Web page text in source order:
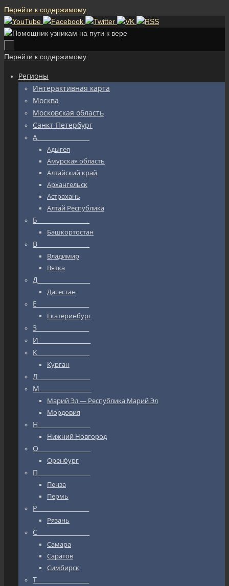
Перейти к содержимому
Перейти к содержимому
Регионы
Интерактивная карта
Москва
Московская область
Санкт-Петербург
А_________________
Адыгея
Амурская область
Алтайский край
Архангельск
Астрахань
Алтай Республика
Б_________________
Башкортостан
В_________________
Владимир
Вятка
Д_________________
Дагестан
Е_________________
Екатеринбург
З_________________
И_________________
К_________________
Курган
Л_________________
М_________________
Марий Эл — Республика Марий Эл
Мордовия
Н_________________
Нижний Новгород
О_________________
Оренбург
П_________________
Пенза
Пермь
Р_________________
Рязань
С_________________
Самара
Саратов
Симбирск
Т_________________